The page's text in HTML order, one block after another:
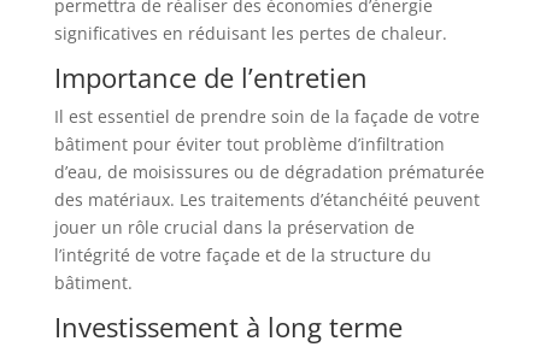
permettra de réaliser des économies d’énergie
significatives en réduisant les pertes de chaleur.
Importance de l’entretien
Il est essentiel de prendre soin de la façade de votre
bâtiment pour éviter tout problème d’infiltration
d’eau, de moisissures ou de dégradation prématurée
des matériaux. Les traitements d’étanchéité peuvent
jouer un rôle crucial dans la préservation de
l’intégrité de votre façade et de la structure du
bâtiment.
Investissement à long terme